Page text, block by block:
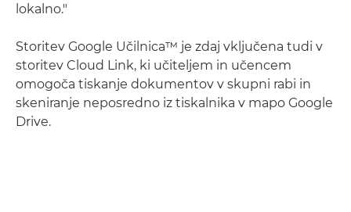
lokalno."
Storitev Google Učilnica™ je zdaj vključena tudi v
storitev Cloud Link, ki učiteljem in učencem
omogoča tiskanje dokumentov v skupni rabi in
skeniranje neposredno iz tiskalnika v mapo Google
Drive.